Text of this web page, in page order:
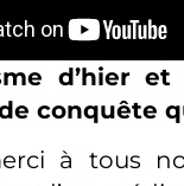
d’hier
conquête
à tous